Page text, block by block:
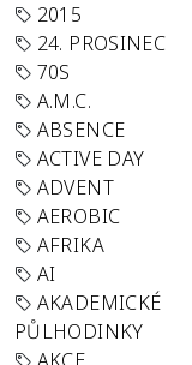
2015
24. PROSINEC
70S
A.M.C.
ABSENCE
ACTIVE DAY
ADVENT
AEROBIC
AFRIKA
AI
AKADEMICKÉ
PŮLHODINKY